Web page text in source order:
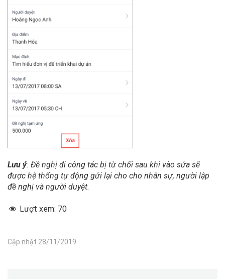
Lưu ý: Đề nghị đi công tác bị từ chối sau khi vào sửa sẽ
được hệ thống tự động gửi lại cho cho nhân sự, người lập
đề nghị và người duyệt.
Lượt xem: 70
Cập nhật 28/11/2019